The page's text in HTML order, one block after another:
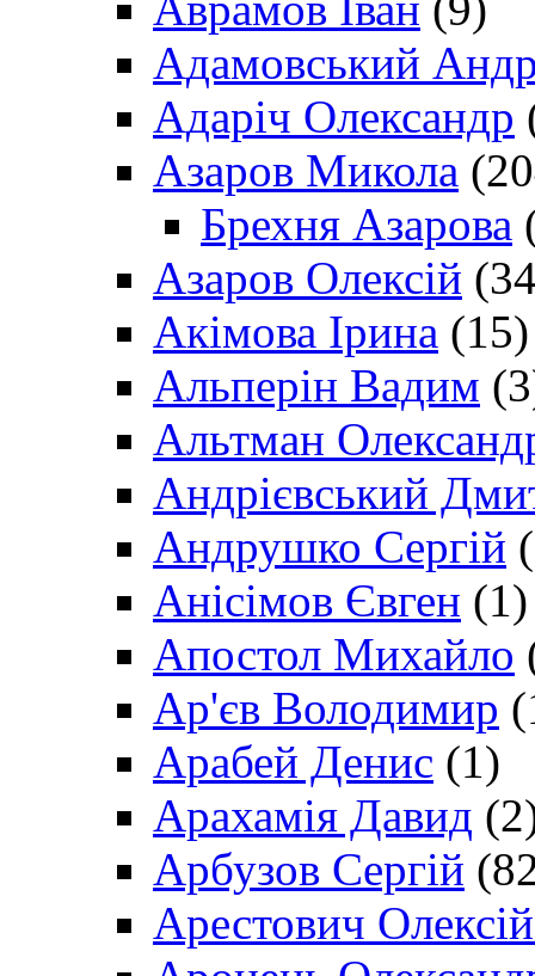
Адамовський
Адаріч Олександр
Азаров Микола
Брехня Азарова
Азаров Олексій
Акімова Ірина (15)
Альперін Вадим
Альтман
Андрієвський
Андрушко Сергій
Анісімов Євген (1)
Апостол Михайло
Ар'єв Володимир
Арабей Денис (1)
Арахамія Давид
Арбузов Сергій
Арестович